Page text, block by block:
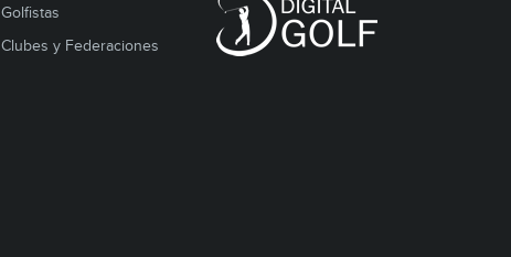
Golfistas
Clubes y Federaciones